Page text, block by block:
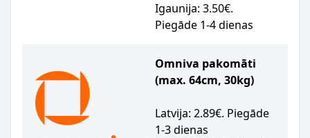
Igaunija: 3.50€.
Piegāde 1-4 dienas
Omniva pakomāti
(max. 64cm, 30kg)
Latvija: 2.89€. Piegāde
1-3 dienas